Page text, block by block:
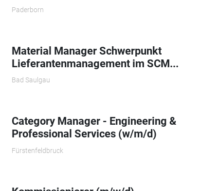
Paderborn
Material Manager Schwerpunkt
Lieferantenmanagement im SCM...
Bad Saulgau
Category Manager - Engineering &
Professional Services (w/m/d)
Fürstenfeldbruck